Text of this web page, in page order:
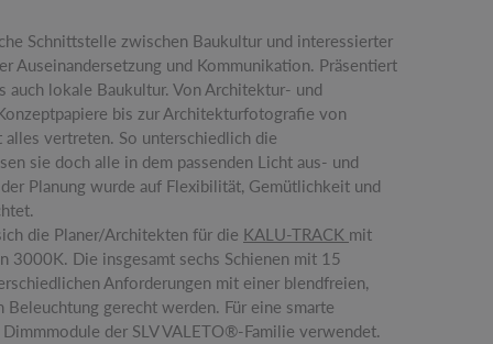
Schnittstelle zwischen Baukultur und interessierter
Auseinandersetzung und Kommunikation. Präsentiert
lokale Baukultur. Von Architektur- und
bis zur Architekturfotografie von
vertreten. So unterschiedlich die
sie doch alle in dem passenden Licht aus- und
Planung wurde auf Flexibilität, Gemütlichkeit und
die Planer/Architekten für die KALU-TRACK mit
3000K. Die insgesamt sechs Schienen mit 15
Anforderungen mit einer blendfreien,
gerecht werden. Für eine smarte
der SLV VALETO®-Familie verwendet.